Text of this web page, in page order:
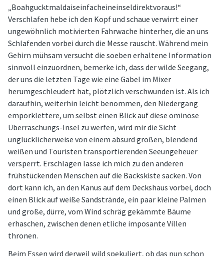
„Boahgucktmaldaiseinfacheineinseldirektvoraus!“
Verschlafen hebe ich den Kopf und schaue verwirrt einer
ungewöhnlich motivierten Fahrwache hinterher, die an uns
Schlafenden vorbei durch die Messe rauscht. Während mein
Gehirn mühsam versucht die soeben erhaltene Information
sinnvoll einzuordnen, bemerke ich, dass der wilde Seegang,
der uns die letzten Tage wie eine Gabel im Mixer
herumgeschleudert hat, plötzlich verschwunden ist. Als ich
daraufhin, weiterhin leicht benommen, den Niedergang
emporklettere, um selbst einen Blick auf diese ominöse
Überraschungs-Insel zu werfen, wird mir die Sicht
unglücklicherweise von einem absurd großen, blendend
weißen und Touristen transportierenden Seeungeheuer
versperrt. Erschlagen lasse ich mich zu den anderen
frühstückenden Menschen auf die Backskiste sacken. Von
dort kann ich, an den Kanus auf dem Deckshaus vorbei, doch
einen Blick auf weiße Sandstrände, ein paar kleine Palmen
und große, dürre, vom Wind schräg gekämmte Bäume
erhaschen, zwischen denen etliche imposante Villen
thronen.
Beim Essen wird derweil wild spekuliert, ob das nun schon